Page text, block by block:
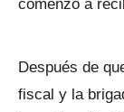
comenzó a
Después de
fiscal y la